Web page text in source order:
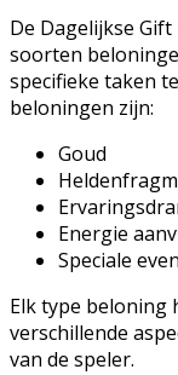
De Dagelijkse
soorten
specifieke taken
beloningen zijn:
Goud
Energie
Speciale
Elk type beloning
verschillende
van de speler.